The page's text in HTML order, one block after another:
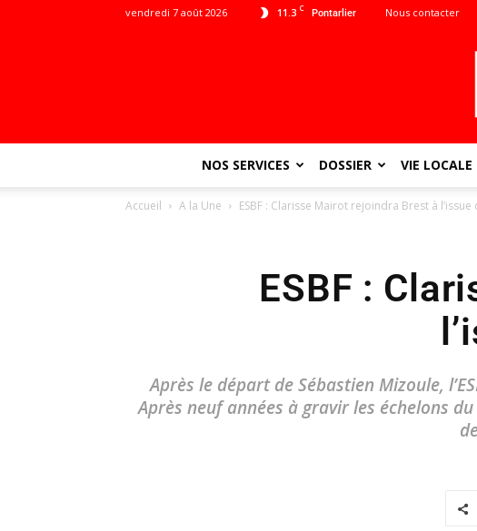
11.3 C Pontarlier
vendredi 7 août 2026 Nous contacter
NOS SERVICES DOSSIER VIE LOCALE
Accueil A la Une ESBF : Clarisse Mairot rejoindra Brest à l’issue
ESBF :
Après le départ de Sébastien Mizoule,
Après neuf années à gravir les échelons